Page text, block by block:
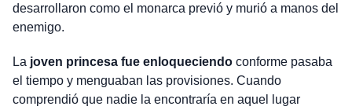
desarrollaron como el monarca previó y murió a manos del
enemigo.
La joven princesa fue enloqueciendoconforme pasaba
el tiempo y menguaban las provisiones. Cuando
comprendió que nadie la encontraría en aquel lugar